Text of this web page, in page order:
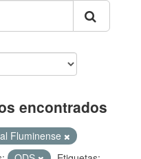
encontrados
Fluminense